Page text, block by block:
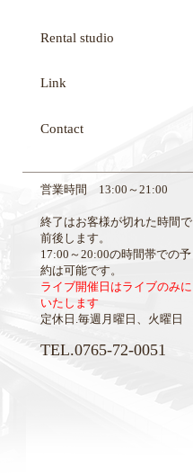
営業時間 13:00～21:00
終了はお客様が切れた時間で
前後します。
17:00～20:00の時間帯での予
約は可能です。
ライブ開催日はライブのみに
いたします
定休日.毎週月曜日、火曜日
TEL.0765-72-0051
Rental studio
Link
Contact